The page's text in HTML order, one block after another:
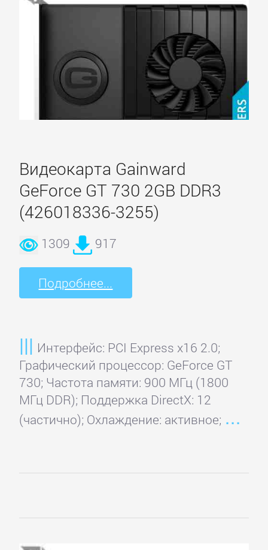
Видеокарта Gainward
GeForce GT 730 2GB DDR3
(426018336-3255)
1309 917
Подробнее...
Интерфейс: PCI Express x16 2.0;
Графический процессор: GeForce GT
730; Частота памяти: 900 МГц (1800
МГц DDR); Поддержка DirectX: 12
(частично); Охлаждение: активное;